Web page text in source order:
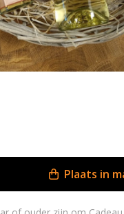
Plaats in